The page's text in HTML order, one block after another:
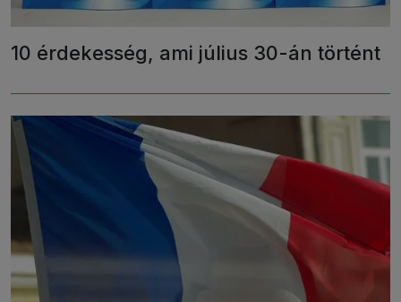
10 érdekesség, ami július 30-án történt